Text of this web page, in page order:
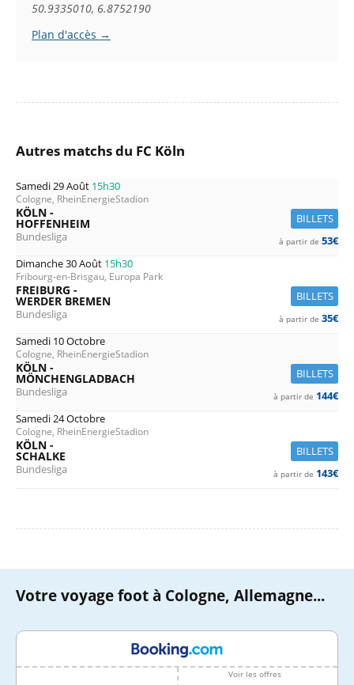
50.9335010, 6.8752190
Plan d'accès →
Autres matchs du FC Köln
Samedi 29 Août 15h30
Cologne, RheinEnergieStadion
BILLETS
KÖLN -
HOFFENHEIM
Bundesliga à partir de 53€
Dimanche 30 Août 15h30
Fribourg-en-Brisgau, Europa Park
BILLETS
FREIBURG -
WERDER BREMEN
Bundesliga à partir de 35€
Samedi 10 Octobre
Cologne, RheinEnergieStadion
BILLETS
KÖLN -
MÖNCHENGLADBACH
Bundesliga à partir de 144€
Samedi 24 Octobre
Cologne, RheinEnergieStadion
BILLETS
KÖLN -
SCHALKE
Bundesliga à partir de 143€
Votre voyage foot à Cologne, Allemagne...
Voir les offres